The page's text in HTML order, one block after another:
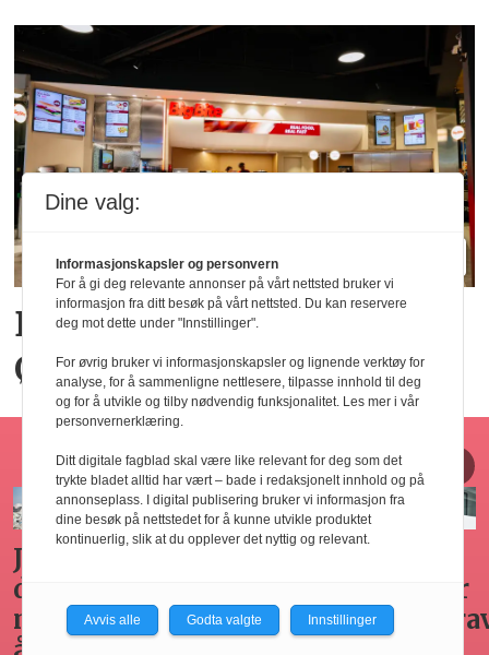
Big Bite vil doble på
Østlandet innen tre år
Horecajus fra Føyen
Arbeidsgivers
omplasseringsplikt
ved
sykefraværsoppfølging
varsling
adgang
har
Dine valg:
Informasjonskapsler og personvern
For å gi deg relevante annonser på vårt nettsted bruker vi
informasjon fra ditt besøk på vårt nettsted. Du kan reservere
deg mot dette under "Innstillinger".
For øvrig bruker vi informasjonskapsler og lignende verktøy for
analyse, for å sammenligne nettlesere, tilpasse innhold til deg
og for å utvikle og tilby nødvendig funksjonalitet. Les mer i vår
personvernerklæring.
Ditt digitale fagblad skal være like relevant for deg som det
trykte bladet alltid har vært – bade i redaksjonelt innhold og på
annonseplass. I digital publisering bruker vi informasjon fra
dine besøk på nettstedet for å kunne utvikle produktet
kontinuerlig, slik at du opplever det nyttig og relevant.
Avvis alle Godta valgte Innstillinger